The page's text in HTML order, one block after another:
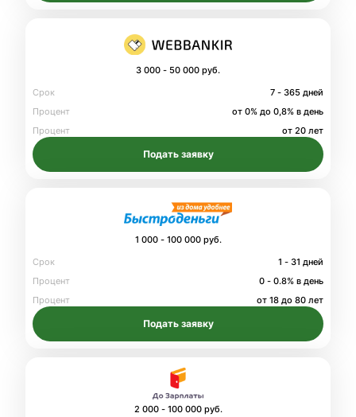
3 000 - 50 000 руб.
Срок
7 - 365 дней
Процент
от 0% до 0,8% в день
Процент
от 20 лет
Подать заявку
1 000 - 100 000 руб.
Срок
1 - 31 дней
Процент
0 - 0.8% в день
Процент
от 18 до 80 лет
Подать заявку
2 000 - 100 000 руб.